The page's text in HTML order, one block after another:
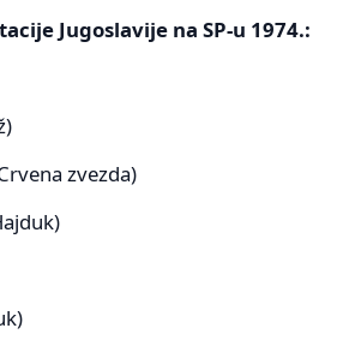
Jugoslavije na SP-u 1974.:
zvezda)